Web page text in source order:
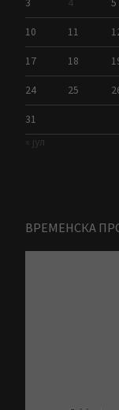
3 4 5
10 11
17 18
24 25
31
« јул
ВРЕМЕНСКА